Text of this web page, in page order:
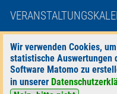
Wir verwenden Cookies,
statistische
Software Matomo zu
in unserer